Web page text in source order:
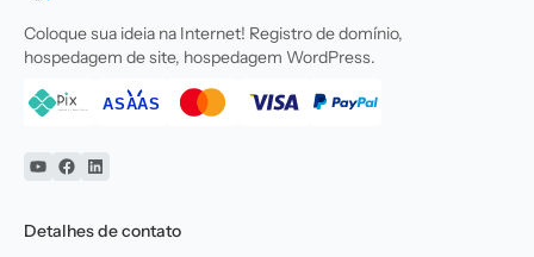
Coloque sua ideia na Internet! Registro de domínio,
hospedagem de site, hospedagem WordPress.
YouTube
Facebook
Linkedin
Detalhes de contato